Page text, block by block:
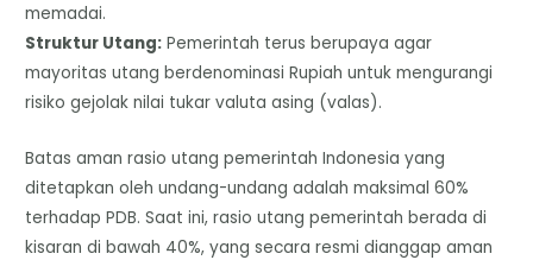
memadai.
​Struktur Utang: Pemerintah terus berupaya agar
mayoritas utang berdenominasi Rupiah untuk mengurangi
risiko gejolak nilai tukar valuta asing (valas).
​Batas aman rasio utang pemerintah Indonesia yang
ditetapkan oleh undang-undang adalah maksimal 60%
terhadap PDB. Saat ini, rasio utang pemerintah berada di
kisaran di bawah 40%, yang secara resmi dianggap aman